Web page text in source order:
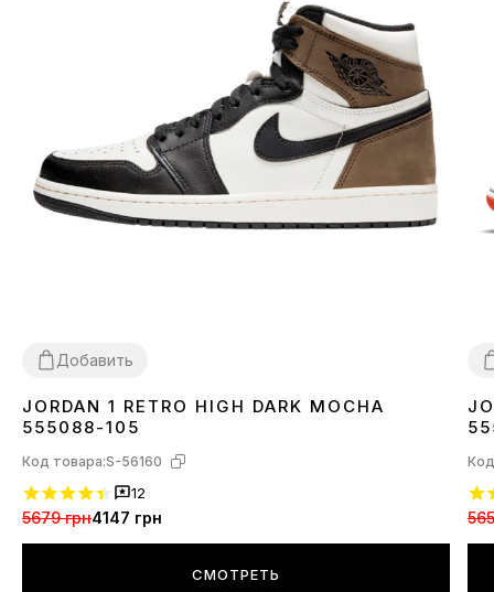
Добавить
364244
JORDAN 1 RETRO HIGH DARK MOCHA
555088-105
Код товара:S-56160
12
5679 грн4147 грн
СМОТРЕТЬ